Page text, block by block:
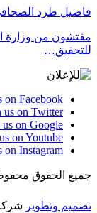
فاصيل طرد
مفتشون من وزارة
للتحقيق…
on Facebook
us on Twitter
us on Google
on Youtube
on Instagram
جميع الحقوق محفوظة.©
تصميم وتطوير